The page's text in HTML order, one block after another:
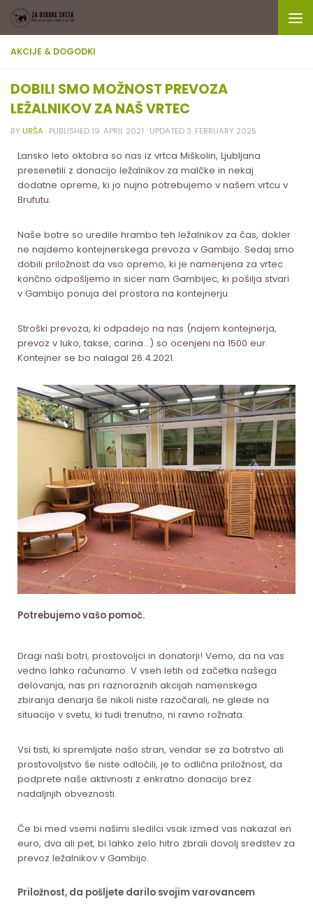
Skip to content
AKCIJE & DOGODKI
DOBILI SMO MOŽNOST PREVOZA
LEŽALNIKOV ZA NAŠ VRTEC
BY URŠA · PUBLISHED 19. APRIL 2021 · UPDATED3. FEBRUARY 2025
Lansko leto oktobra so nas iz vrtca Miškolin, Ljubljana
presenetili z donacijo ležalnikov za malčke in nekaj
dodatne opreme, ki jo nujno potrebujemo v našem vrtcu v
Brufutu.
Naše botre so uredile hrambo teh ležalnikov za čas, dokler
ne najdemo kontejnerskega prevoza v Gambijo. Sedaj smo
dobili priložnost da vso opremo, ki je namenjena za vrtec
končno odpošljemo in sicer nam Gambijec, ki pošilja stvari
v Gambijo ponuja del prostora na kontejnerju.
Stroški prevoza, ki odpadejo na nas (najem kontejnerja,
prevoz v luko, takse, carina…) so ocenjeni na 1500 eur.
Kontejner se bo nalagal 26.4.2021.
Potrebujemo vašo pomoč.
Dragi naši botri, prostovoljci in donatorji! Vemo, da na vas
vedno lahko računamo. V vseh letih od začetka našega
delovanja, nas pri raznoraznih akcijah namenskega
zbiranja denarja še nikoli niste razočarali, ne glede na
situacijo v svetu, ki tudi trenutno, ni ravno rožnata.
Vsi tisti, ki spremljate našo stran, vendar se za botrstvo ali
prostovoljstvo še niste odločili, je to odlična priložnost, da
podprete naše aktivnosti z enkratno donacijo brez
nadaljnjih obveznosti.
Če bi med vsemi našimi sledilci vsak izmed vas nakazal en
euro, dva ali pet, bi lahko zelo hitro zbrali dovolj sredstev za
prevoz ležalnikov v Gambijo.
Priložnost, da pošljete darilo svojim varovancem